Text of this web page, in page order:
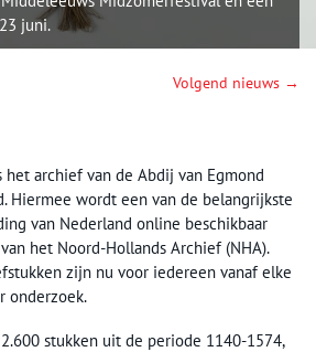
juni.
Volgend nieuws →
het archief van de Abdij van Egmond
Hiermee wordt een van de belangrijkste
van Nederland online beschikbaar
het Noord-Hollands Archief (NHA).
zijn nu voor iedereen vanaf elke
onderzoek.
stukken uit de periode 1140-1574,